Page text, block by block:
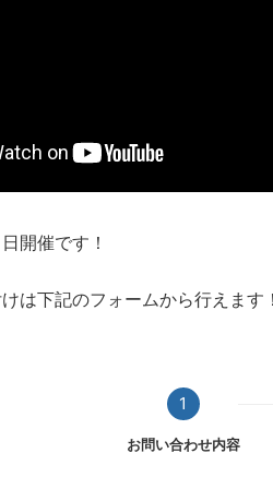
開催です！
は下記のフォームから行えます！
1
お問い合わせ内容